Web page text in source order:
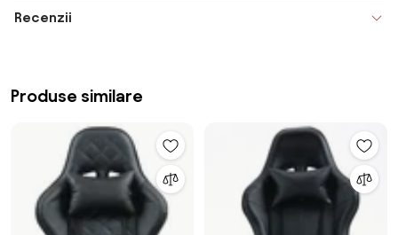
Recenzii
Produse similare